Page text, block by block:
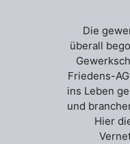
Die
überall
Friedens-
ins Leben
und
Hier